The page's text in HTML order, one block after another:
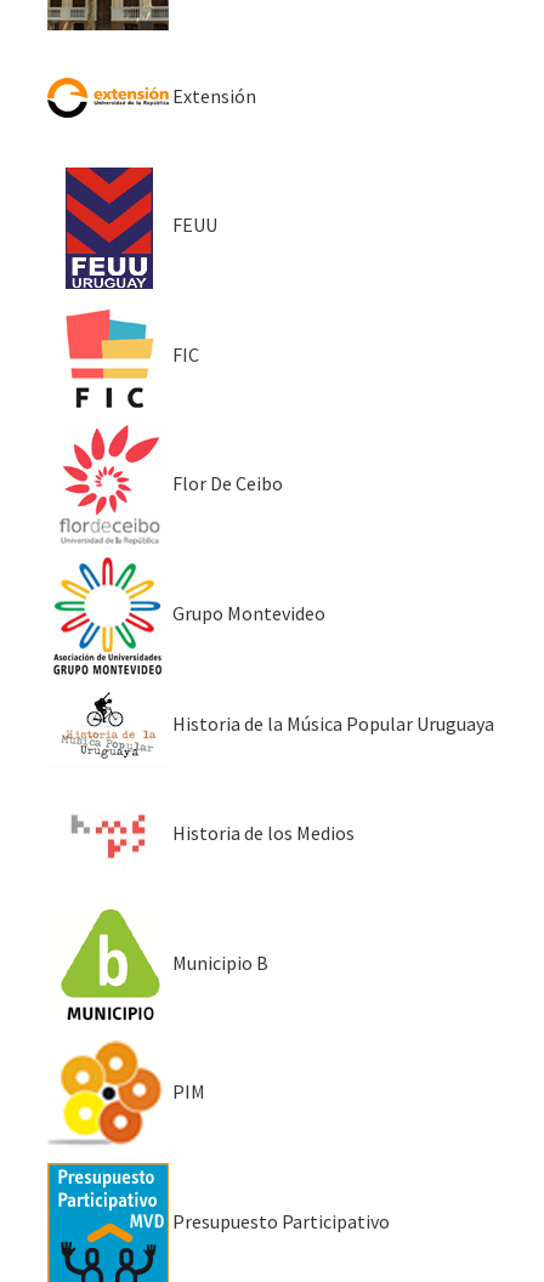
Extensión
FEUU
FIC
Flor De Ceibo
Grupo Montevideo
Historia de la Música Popular Uruguaya
Historia de los Medios
Municipio B
PIM
Presupuesto Participativo